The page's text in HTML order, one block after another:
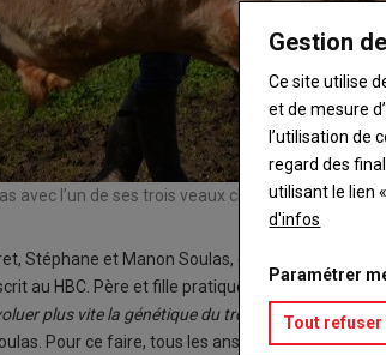
avec l’un de ses trois veaux charolais qui
Stéphane et Manon Soulas, de la SCEA du
au HBC. Père et fille pratiquent l’insémination
plus vite la génétique du troupeau. Sur 100
Pour ce faire, tous les ans, les mères et
Gestion
Ce site utilise
et de mesure
l’utilisation de
regard des
utilisant le lien
d'infos
Paramétrer
Tout refuser